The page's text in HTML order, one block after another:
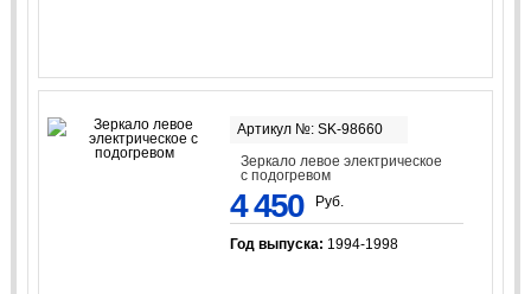
Артикул №: SK-98660
Зеркало левое электрическое
с подогревом
4 450 Руб.
Год выпуска: 1994-1998